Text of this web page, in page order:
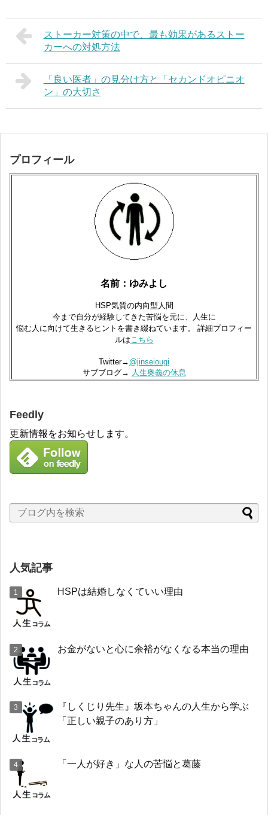
ストーカー対策の中で、最も効果があるストー
カーへの対処方法
「良い医者」の見分け方と「セカンドオピニオ
ン」の大切さ
プロフィール
名前：ゆみよし
HSP気質の内向型人間
今まで自分が経験してきた苦悩を元に、人生に
悩む人に向けて生きるヒントを書き綴ねています。 詳細プロフィー
ルはこちら
Twitter→ @jinseiougi
サブブログ→ 人生奥義の休息
Feedly
更新情報をお知らせします。
人気記事
HSPは結婚しなくていい理由
お金がないと心に余裕がなくなる本当の理由
『しくじり先生』坂本ちゃんの人生から学ぶ
「正しい親子のあり方」
「一人が好き」な人の苦悩と葛藤